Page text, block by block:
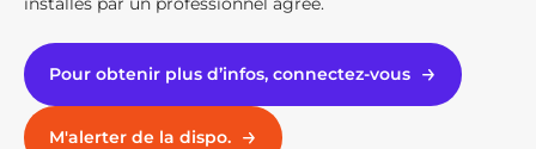
Pour obtenir plus d’infos, connectez-vous
M'alerter de la dispo.